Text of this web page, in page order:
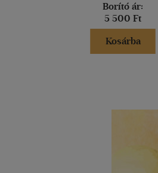
Borító ár:
5 500 Ft
Kosárba